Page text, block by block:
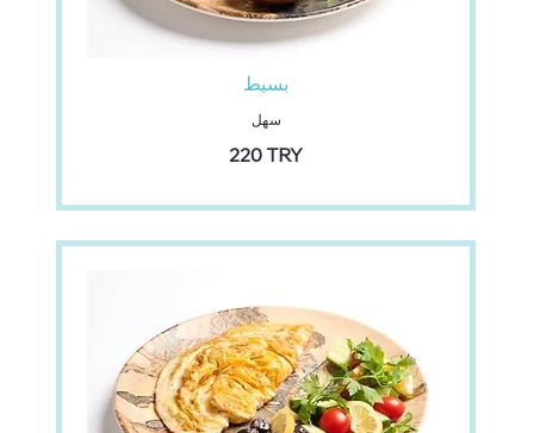
بسيط
سهل
‏220 TRY